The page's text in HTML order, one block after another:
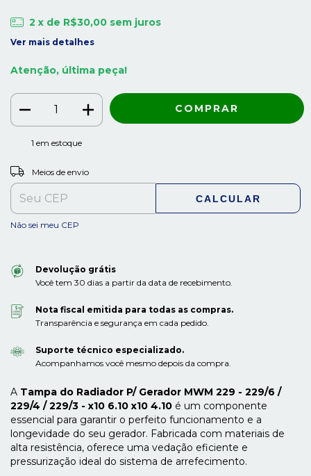
2 x de R$30,00 sem juros
Ver mais detalhes
Atenção, última peça!
1 em estoque
Entregas para o CEP:
Meios de envio
CALCULAR
Não sei meu CEP
Devolução grátis
Você tem 30 dias a partir da data de recebimento.
Nota fiscal emitida para todas as compras.
Transparência e segurança em cada pedido.
Suporte técnico especializado.
Acompanhamos você mesmo depois da compra.
A Tampa do Radiador P/ Gerador MWM 229 - 229/6 /
229/4 / 229/3 - x10 6.10 x10 4.10 é um componente
essencial para garantir o perfeito funcionamento e a
longevidade do seu gerador. Fabricada com materiais de
alta resistência, oferece uma vedação eficiente e
pressurização ideal do sistema de arrefecimento.